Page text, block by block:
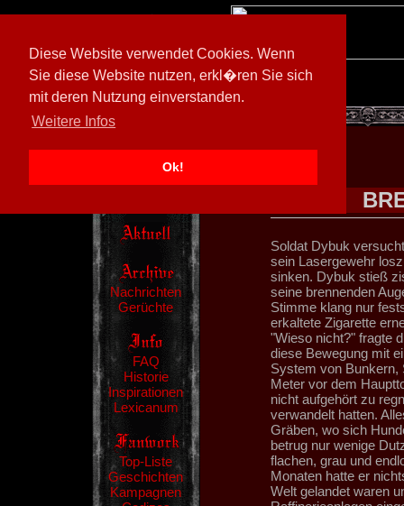
Diese Website verwendet Cookies. Wenn
Sie diese Website nutzen, erkl�ren Sie sich
mit deren Nutzung einverstanden.
Weitere Infos
Ok!
[ 600026/M3]
Nachrichten
Gerüchte
FAQ
Historie
Inspirationen
Lexicanum
Top-Liste
Geschichten
Kampagnen
Soldat Dybuk
sein Lasergewehr
sinken. Dybuk stieß
seine brennenden
Stimme klang nur
erkaltete Zigarette
"Wieso nicht?" fragte
diese Bewegung mit
System von Bunkern,
Meter vor dem
nicht aufgehört zu
verwandelt hatten.
Gräben, wo sich
betrug nur wenige
flachen, grau und
Monaten hatte er
Welt gelandet waren